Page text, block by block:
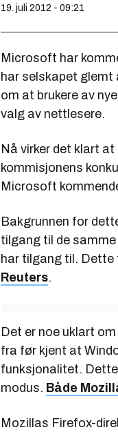
19. juli 2012 - 09:21
Microsoft har
har selskapet glemt
om at brukere av
valg av nettlesere.
Nå virker det klart
kommisjonens
Microsoft
Bakgrunnen for
tilgang til de
har tilgang til. Dette
Reuters.
Det er noe uklart
fra før kjent at
funksjonalitet.
modus. Både
Mozillas Firefox-